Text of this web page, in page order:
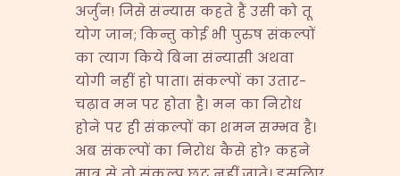
अर्जुन! जिसे संन्यास कहते हैं उसी को तू
योग जान; किन्तु कोई भी पुरुष संकल्पों
का त्याग किये बिना संन्यासी अथवा
योगी नहीं हो पाता। संकल्पों का उतार-
चढ़ाव मन पर होता है। मन का निरोध
होने पर ही संकल्पों का शमन सम्भव है।
अब संकल्पों का निरोध कैसे हो? कहने